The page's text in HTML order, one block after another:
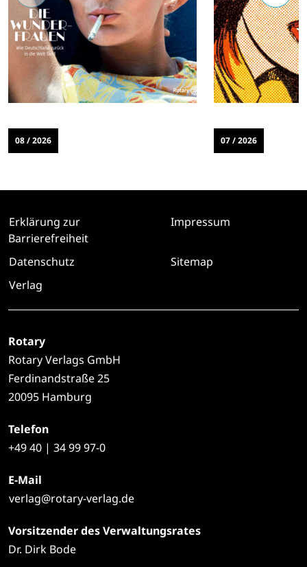
08 / 2026 07 / 2026
Erklärung zur
Barrierefreiheit
Impressum
Datenschutz
Sitemap
Verlag
Rotary
Rotary Verlags GmbH
Ferdinandstraße 25
20095 Hamburg
Telefon
+4940 | 34 99 97-0
E-Mail
verlag@rotary-verlag.de
Vorsitzender des Verwaltungsrates
Dr. Dirk Bode